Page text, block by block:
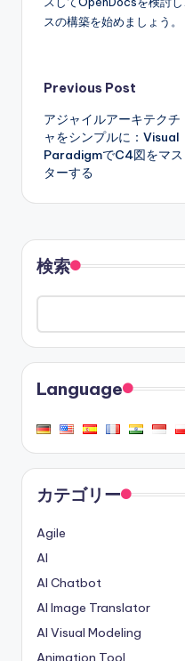
スの構築を始めましょう。
Post
navigation
Previous Post
アジャイルアーキテクチ
ャをシンプルに：Visual
ParadigmでC4図をマス
ターする
検索
Language
カテゴリー
Agile
AI
AI Chatbot
AI Image Translator
AI Visual Modeling
Animation Tool